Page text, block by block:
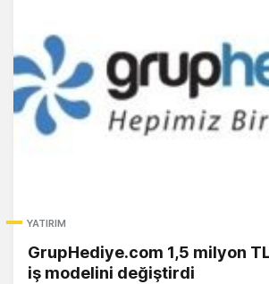
YATIRIM
GrupHediye.com 1,5 milyon TL
iş modelini değiştirdi